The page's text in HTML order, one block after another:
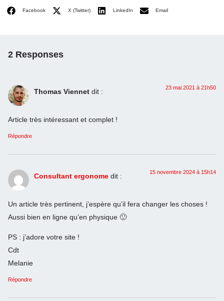
Facebook X (Twitter) LinkedIn Email
2 Responses
Thomas Viennet dit : 23 mai 2021 à 21h50
Article très intéressant et complet !
Répondre
Consultant ergonome dit : 15 novembre 2024 à 15h14
Un article très pertinent, j’espère qu’il fera changer les choses !
Aussi bien en ligne qu’en physique 🙂
PS : j’adore votre site !
Cdt
Melanie
Répondre